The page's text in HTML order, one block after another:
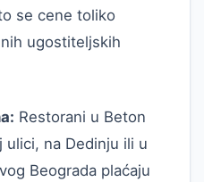
se cene toliko
ugostiteljskih
Restorani u Beton
ulici, na Dedinju ili u
Beograda plaćaju